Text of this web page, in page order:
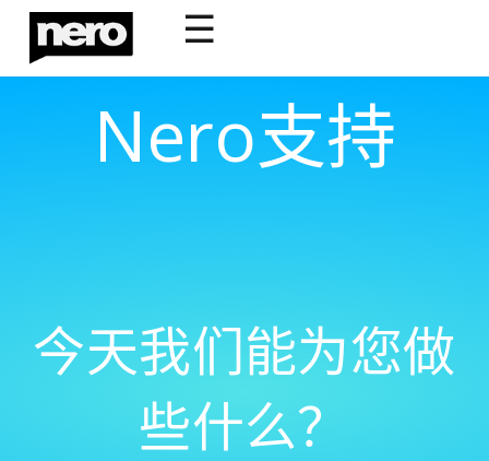
☰
Nero支持
今天我们能为您做
些什么？